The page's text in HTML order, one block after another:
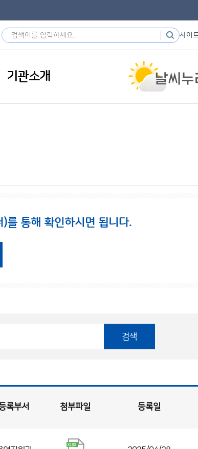
사이
기관소개
를 통해 확인하시면 됩니다.
검색
록부서 첨부파일 등록일